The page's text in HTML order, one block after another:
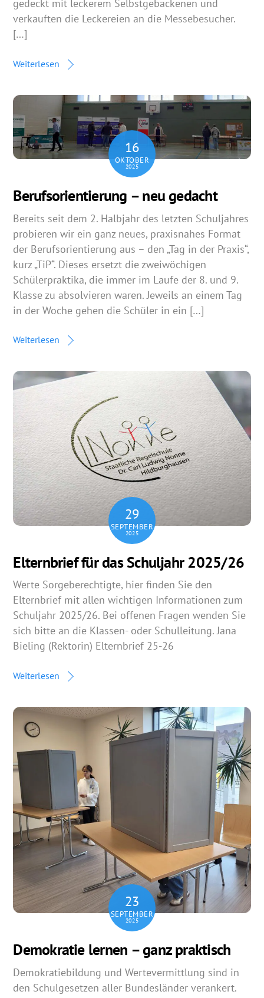
gedeckt mit leckerem Selbstgebackenen und
verkauften die Leckereien an die Messebesucher.
[…]
Weiterlesen
16
OKTOBER
2025
Berufsorientierung – neu gedacht
Bereits seit dem 2. Halbjahr des letzten Schuljahres
probieren wir ein ganz neues, praxisnahes Format
der Berufsorientierung aus – den „Tag in der Praxis“,
kurz „TiP“. Dieses ersetzt die zweiwöchigen
Schülerpraktika, die immer im Laufe der 8. und 9.
Klasse zu absolvieren waren. Jeweils an einem Tag
in der Woche gehen die Schüler in ein […]
Weiterlesen
29
SEPTEMBER
2025
Elternbrief für das Schuljahr 2025/26
Werte Sorgeberechtigte, hier finden Sie den
Elternbrief mit allen wichtigen Informationen zum
Schuljahr 2025/26. Bei offenen Fragen wenden Sie
sich bitte an die Klassen- oder Schulleitung. Jana
Bieling (Rektorin) Elternbrief 25-26
Weiterlesen
23
SEPTEMBER
2025
Demokratie lernen – ganz praktisch
Demokratiebildung und Wertevermittlung sind in
den Schulgesetzen aller Bundesländer verankert.